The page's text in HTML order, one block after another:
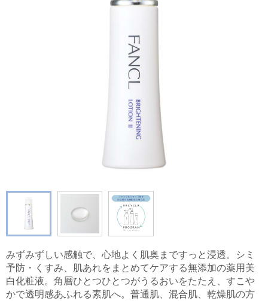
みずみずしい感触で、心地よく肌奥まですっと浸透。シミ
予防・くすみ、肌あれをまとめてケアする無添加の薬用美
白化粧液。角層ひとつひとつがうるおいをたたえ、すこや
かで透明感あふれる素肌へ。普通肌、混合肌、乾燥肌の方